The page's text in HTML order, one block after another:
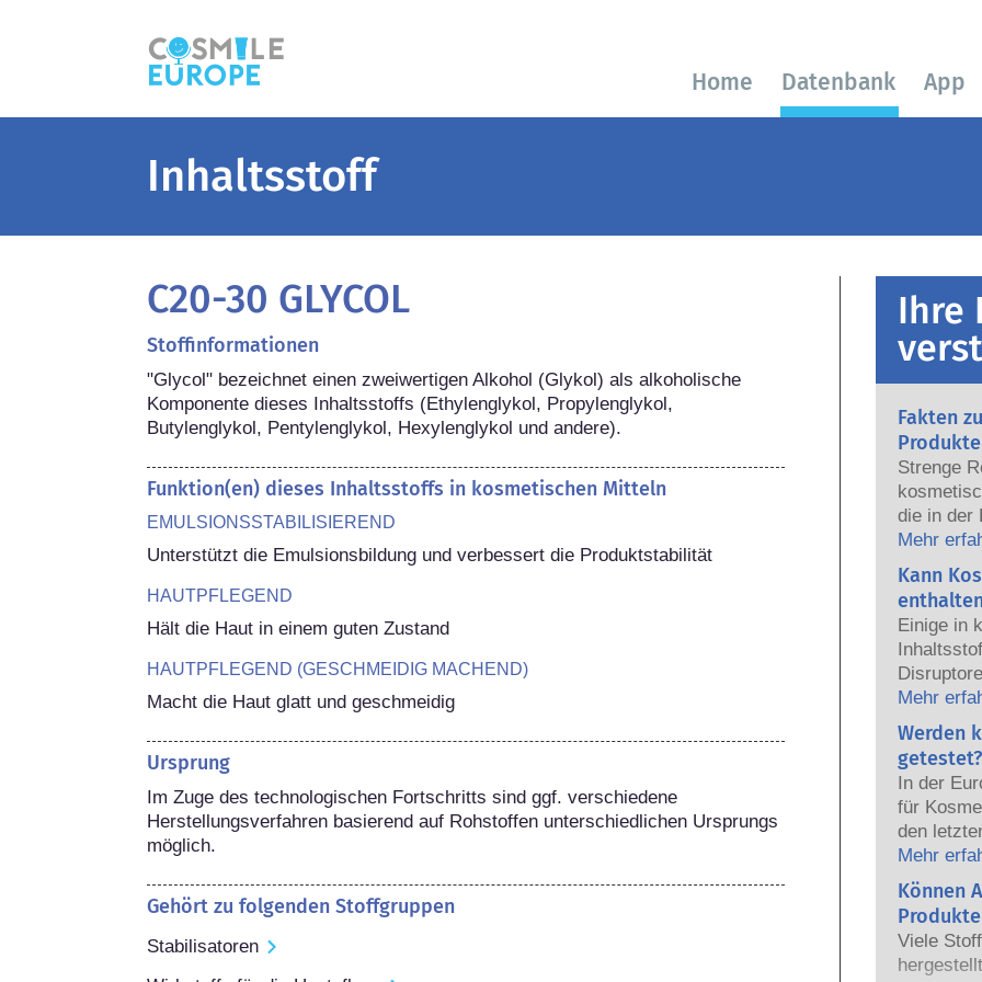
Home Datenbank App
Inhaltsstoff
C20-30 GLYCOL
Stoffinformationen
"Glycol" bezeichnet einen zweiwertigen Alkohol (Glykol) als alkoholische
Komponente dieses Inhaltsstoffs (Ethylenglykol, Propylenglykol,
Butylenglykol, Pentylenglykol, Hexylenglykol und andere).
Funktion(en) dieses Inhaltsstoffs in kosmetischen Mitteln
EMULSIONSSTABILISIEREND
Unterstützt die Emulsionsbildung und verbessert die Produktstabilität
HAUTPFLEGEND
Hält die Haut in einem guten Zustand
HAUTPFLEGEND (GESCHMEIDIG MACHEND)
Macht die Haut glatt und geschmeidig
Ursprung
Im Zuge des technologischen Fortschritts sind ggf. verschiedene
Herstellungsverfahren basierend auf Rohstoffen unterschiedlichen Ursprungs
möglich.
Gehört zu folgenden Stoffgruppen
Stabilisatoren
Ihre
Fakten
Strenge
die in der
sicher für
Die
Mehr
Kann
Einige in
haben,
Hormone
das
heißt das
auch
sehr
zumeist
jemals
Produkte
Mehr
Werden
In der
für
den
dem
von
Mehr
Können
Viele